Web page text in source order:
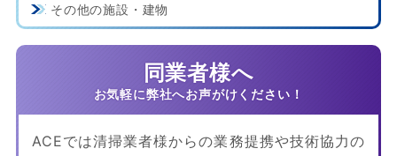
その他の施設・建物
同業者様へ
ACEでは清掃業者様からの業務提携や技術協力の